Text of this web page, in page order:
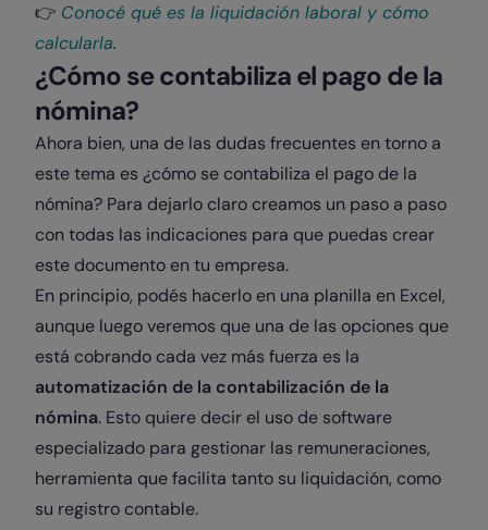
👉 Conocé qué es la liquidación laboral y cómo
calcularla.
¿Cómo se contabiliza el pago de la
nómina?
Ahora bien, una de las dudas frecuentes en torno a
este tema es ¿cómo se contabiliza el pago de la
nómina? Para dejarlo claro creamos un paso a paso
con todas las indicaciones para que puedas crear
este documento en tu empresa.
En principio, podés hacerlo en una planilla en Excel,
aunque luego veremos que una de las opciones que
está cobrando cada vez más fuerza es la
automatización de la contabilización de la
nómina. Esto quiere decir el uso de software
especializado para gestionar las remuneraciones,
herramienta que facilita tanto su liquidación, como
su registro contable.